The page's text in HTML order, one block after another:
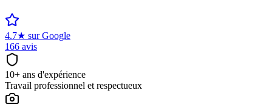
4.7★ sur Google
166 avis
10+ ans d'expérience
Travail professionnel et respectueux